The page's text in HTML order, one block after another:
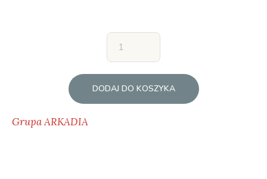
DODAJ DO KOSZYKA
Grupa ARKADIA